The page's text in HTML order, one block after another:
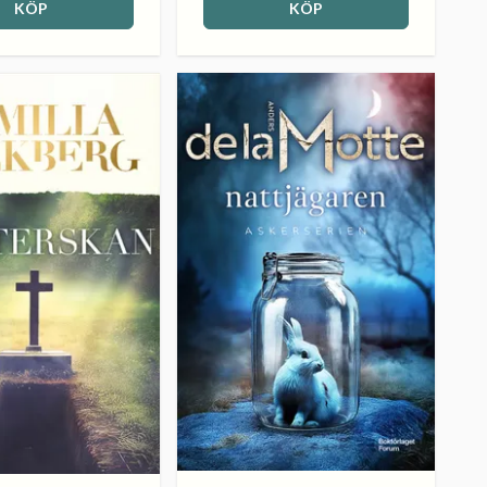
KÖP KÖP